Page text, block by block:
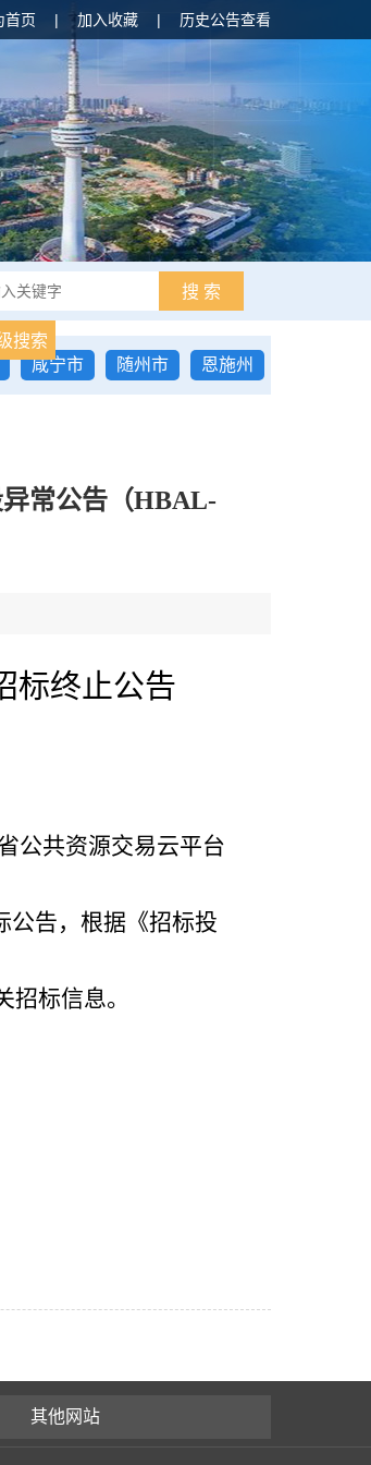
首页 | 加入收藏 | 历史公告查看
搜 索
搜索
咸宁市 随州市
恩施州
常公告（HBAL-
标终止公告
公共资源交易云平台
公告， 根据《招标投
招标信息。
其他网站